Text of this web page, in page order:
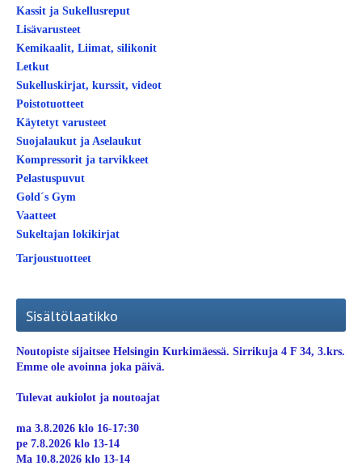
Kassit ja Sukellusreput
Lisävarusteet
Kemikaalit, Liimat, silikonit
Letkut
Sukelluskirjat, kurssit, videot
Poistotuotteet
Käytetyt varusteet
Suojalaukut ja Aselaukut
Kompressorit ja tarvikkeet
Pelastuspuvut
Gold´s Gym
Vaatteet
Sukeltajan lokikirjat
Tarjoustuotteet
Sisältölaatikko
Noutopiste sijaitsee Helsingin Kurkimäessä. Sirrikuja 4 F 34, 3.krs.
Emme ole avoinna joka päivä.
Tulevat aukiolot ja noutoajat
ma 3.8.2026 klo 16-17:30
pe 7.8.2026 klo 13-14
Ma 10.8.2026 klo 13-14